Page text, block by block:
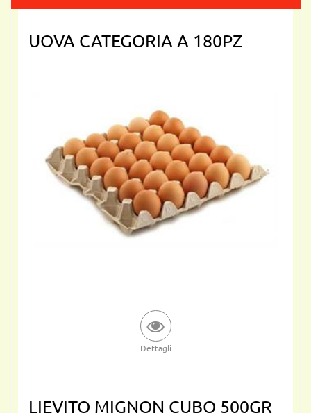
UOVA CATEGORIA A 180PZ
Dettagli
LIEVITO MIGNON CUBO 500GR